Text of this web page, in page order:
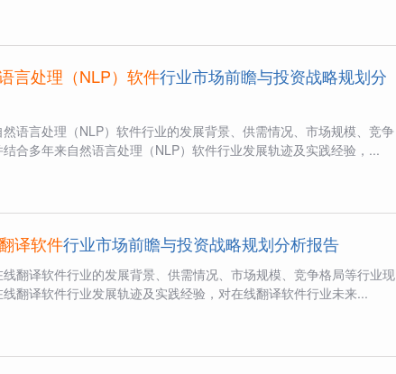
言处理（NLP）软件行业市场前瞻与投资战略规划分
语言处理（NLP）软件行业的发展背景、供需情况、市场规模、竞争
合多年来自然语言处理（NLP）软件行业发展轨迹及实践经验，...
译软件行业市场前瞻与投资战略规划分析报告
翻译软件行业的发展背景、供需情况、市场规模、竞争格局等行业现
翻译软件行业发展轨迹及实践经验，对在线翻译软件行业未来...